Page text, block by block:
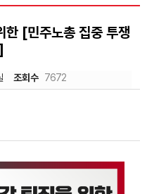
한 [민주노총 집중 투쟁
조회수 7672
치북5